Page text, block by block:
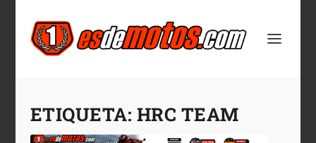
ETIQUETA: HRC TEAM